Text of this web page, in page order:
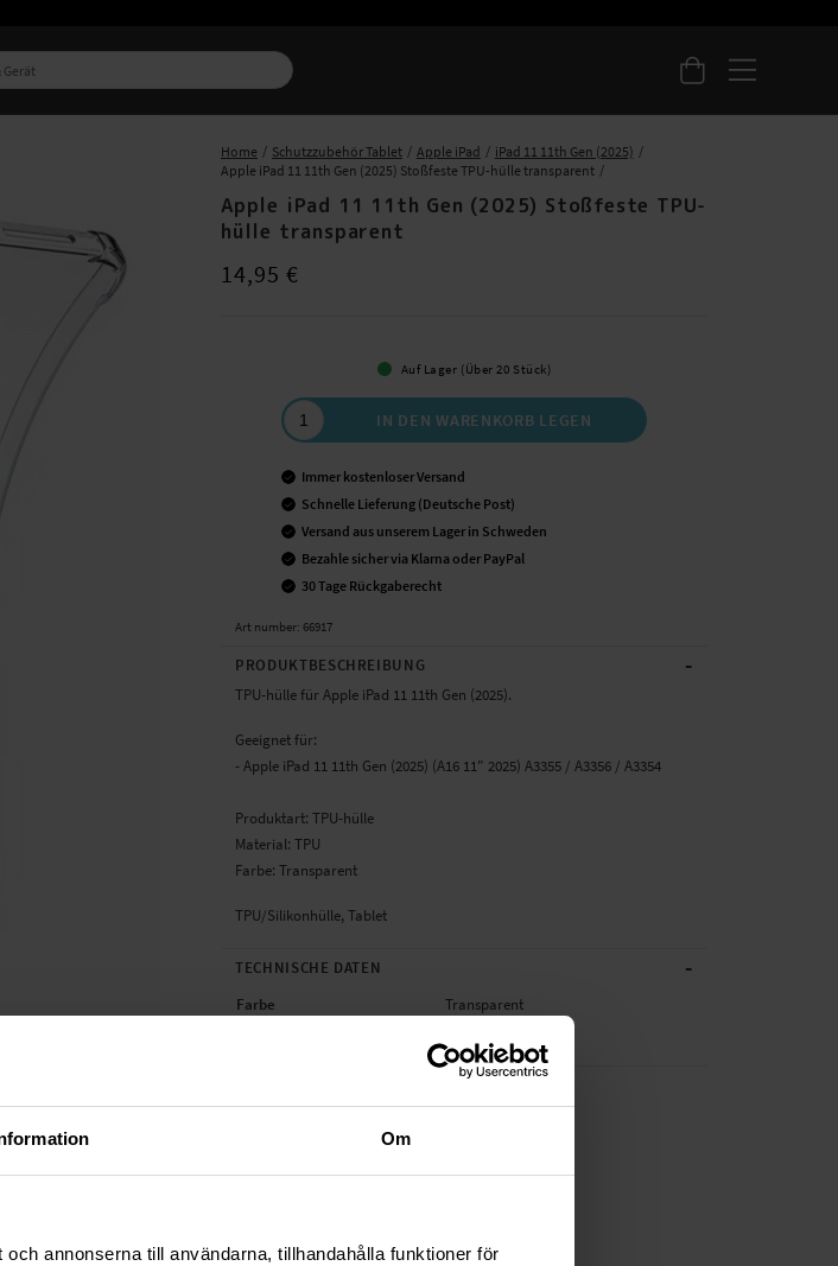
Om
annonserna till användarna, tillhandahålla funktioner för
Home Schutzzubehör Tablet Apple iPad
iPad 11 11th Gen (2025)
Apple iPad 11 11th Gen (2025) Stoßfeste TPU-hülle transparent
Apple iPad 11 11th Gen (2025) Stoßfeste TPU-
hülle transparent
Preis:14,95 €
14,95 €
Auf Lager (Über 20 Stück)
IN DEN WARENKORB LEGEN
Immer kostenloser Versand
Schnelle Lieferung (Deutsche Post)
Versand aus unserem Lager in Schweden
Bezahle sicher via Klarna oder PayPal
30 Tage Rückgaberecht
Art number: 66917
PRODUKTBESCHREIBUNG -
TPU-hülle für Apple iPad 11 11th Gen (2025).
Geeignet für:
- Apple iPad 11 11th Gen (2025) (A16 11" 2025) A3355 / A3356 / A3354
Produktart: TPU-hülle
Material: TPU
Farbe: Transparent
TPU/Silikonhülle, Tablet
TECHNISCHE DATEN -
Farbe
Transparent
TPU/Silikon